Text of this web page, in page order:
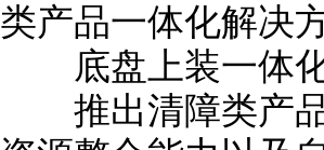
类产品一体化解决方
底盘上装一体化
推出清障类产品